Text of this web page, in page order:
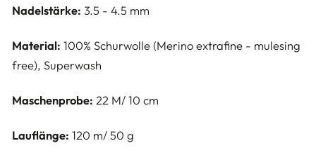
Nadelstärke: 3.5 - 4.5 mm
Material: 100% Schurwolle (Merino extrafine - mulesing
free), Superwash
Maschenprobe: 22 M/ 10 cm
Lauflänge: 120 m/ 50 g